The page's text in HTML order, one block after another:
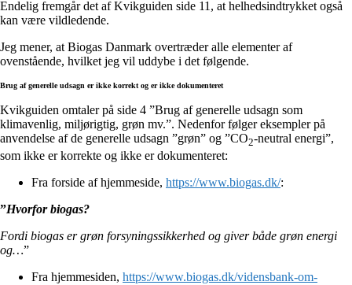
Endelig fremgår det af Kvikguiden side 11, at helhedsindtrykket også
kan være vildledende.
Jeg mener, at Biogas Danmark overtræder alle elementer af
ovenstående, hvilket jeg vil uddybe i det følgende.
Brug af generelle udsagn er ikke korrekt og er ikke dokumenteret
Kvikguiden omtaler på side 4 ”Brug af generelle udsagn som
klimavenlig, miljørigtig, grøn mv.”. Nedenfor følger eksempler på
anvendelse af de generelle udsagn ”grøn” og ”CO2-neutral energi”,
som ikke er korrekte og ikke er dokumenteret:
Fra forside af hjemmeside, https://www.biogas.dk/:
”Hvorfor biogas?
Fordi biogas er grøn forsyningssikkerhed og giver både grøn energi
og…”
Fra hjemmesiden, https://www.biogas.dk/vidensbank-om-